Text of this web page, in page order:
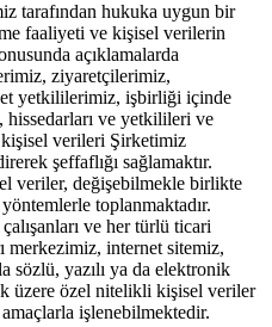
tarafından hukuka uygun bir
faaliyeti ve kişisel verilerin
açıklamalarda
ziyaretçilerimiz,
yetkililerimiz, işbirliği içinde
hissedarları ve yetkilileri ve
verileri Şirketimiz
şeffaflığı sağlamaktır.
veriler, değişebilmekle birlikte
toplanmaktadır.
ve her türlü ticari
internet sitemiz,
sözlü, yazılı ya da elektronik
üzere özel nitelikli kişisel veriler
işlenebilmektedir.